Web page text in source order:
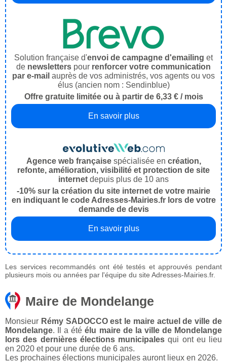
Solution française d'envoi de campagne d'emailing et
de newsletters pour renforcer votre communication
par e-mail auprès de vos administrés, vos agents ou vos
élus (ancien nom : Sendinblue)
Offre gratuite limitée ou à partir de 6,33 € / mois
En savoir plus
Agence web françaisespécialisée en création,
refonte, amélioration, visibilité et protection de site
internet depuis plus de 10 ans
-10% sur la création du site internet de votre mairie
en indiquant le code Adresses-Mairies.fr lors de votre
demande de devis
En savoir plus
Les services recommandés ont été testés et approuvés pendant
plusieurs mois ou années par l'équipe du site Adresses-Mairies.fr.
Maire de Mondelange
Monsieur Rémy SADOCCO est le maire actuel de ville de
Mondelange. Il a étéélu maire de la ville de Mondelange
lors des dernières élections municipales qui ont eu lieu
en 2020 et pour une durée de 6 ans.
Les prochaines élections municipales auront lieux en 2026.